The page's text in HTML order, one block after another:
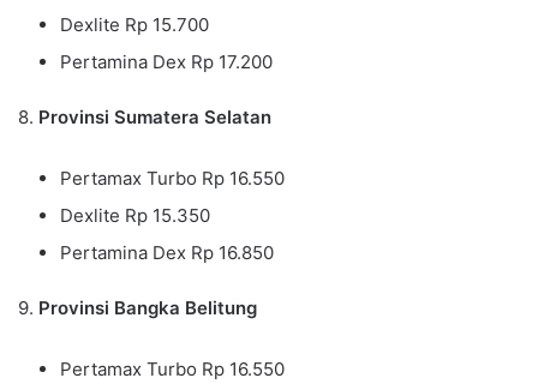
Dexlite Rp 15.700
Pertamina Dex Rp 17.200
8. Provinsi Sumatera Selatan
Pertamax Turbo Rp 16.550
Dexlite Rp 15.350
Pertamina Dex Rp 16.850
9. Provinsi Bangka Belitung
Pertamax Turbo Rp 16.550